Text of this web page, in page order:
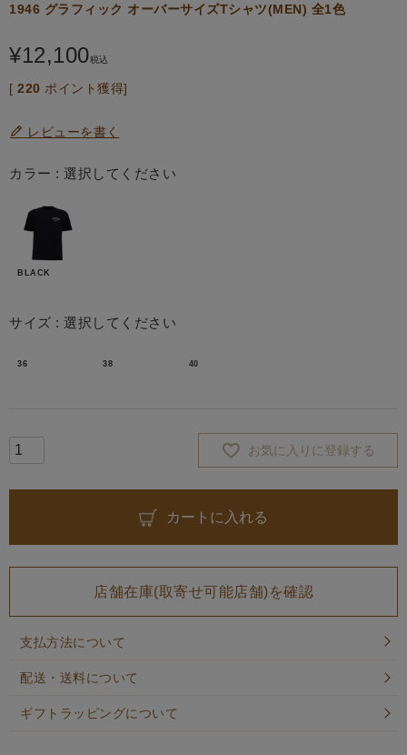
1946 グラフィック オーバーサイズTシャツ(MEN) 全1色
¥12,100税込
[ 220 ポイント獲得]
レビューを書く
カラー 選択してください
BLACK
サイズ 選択してください
36 38 40
お気に入りに登録する
カートに入れる
店舗在庫(取寄せ可能店舗)を確認
支払方法について
配送・送料について
ギフトラッピングについて